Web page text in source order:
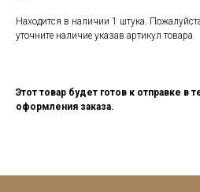
Находится в наличии 1 штука.
уточните наличие указав артикул товара.
Этот товар будет готов к отправке в
оформления заказа.